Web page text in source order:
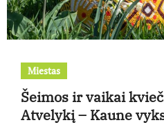
Miestas
Šeimos ir vaikai
Atvelykį – Kaune